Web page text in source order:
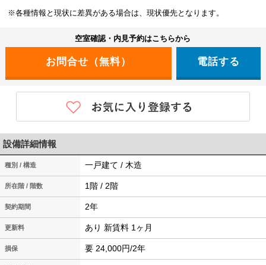
※各種情報と現状に差異がある場合は、現状優先となります。
空室確認・内見予約はこちらから
電話する
設備詳細情報
種別 / 構造 一戸建て / 木造
所在階 / 階数 1階 / 2階
契約期間 2年
更新料 あり 新賃料 1ヶ月
損保 要 24,000円/2年